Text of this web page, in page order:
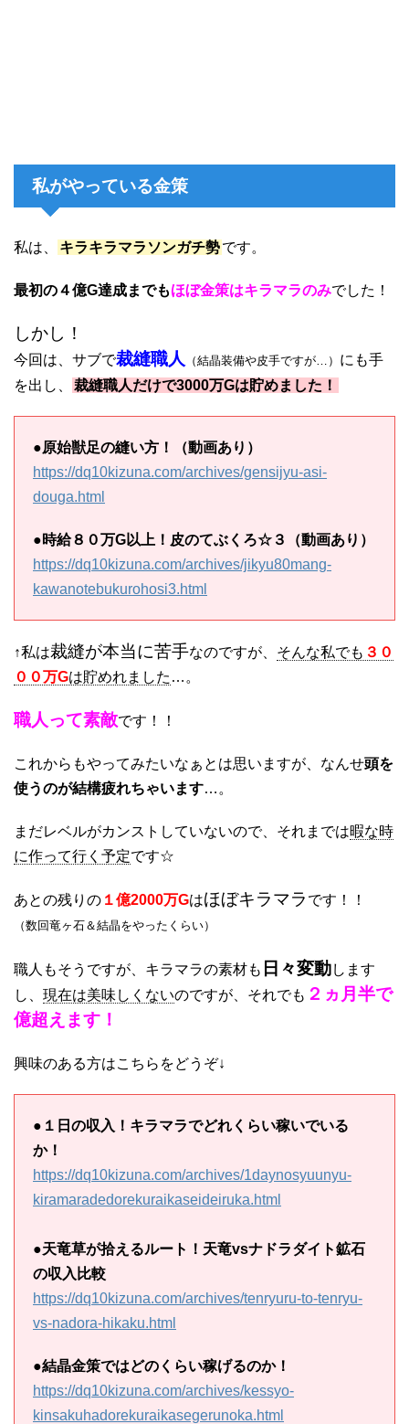
私がやっている金策
私は、 キラキラマラソンガチ勢です。
最初の４億G達成までもほぼ金策はキラマラのみでした！
しかし！
今回は、サブで裁縫職人 （結晶装備や皮手ですが…） にも手
を出し、
裁縫職人だけで3000万Gは貯めました！
●原始獣足の縫い方！（動画あり）
https://dq10kizuna.com/archives/gensijyu-asi-
douga.html
●時給８０万G以上！皮のてぶくろ☆３（動画あり）
https://dq10kizuna.com/archives/jikyu80mang-
kawanotebukurohosi3.html
↑私は裁縫が本当に苦手なのですが、 そんな私でも ３０
００万Gは貯めれました …。
職人って素敵です！！
これからもやってみたいなぁとは思いますが、なんせ頭を
使うのが結構疲れちゃいます…。
まだレベルがカンストしていないので、それまでは暇な時
に作って行く予定です☆
あとの残りの １億2000万Gはほぼキラマラ です！！
（数回竜ヶ石＆結晶をやったくらい）
職人もそうですが、キラマラの素材も 日々変動します
し、 現在は美味しくないのですが、それでも ２ヵ月半で
億超えます！
興味のある方はこちらをどうぞ↓
● １日の収入！キラマラでどれくらい稼いでいる
か！
https://dq10kizuna.com/archives/1daynosyuunyu-
kiramaradedorekuraikaseideiruka.html
●天竜草が拾えるルート！天竜vsナドラダイト鉱石
の収入比較
https://dq10kizuna.com/archives/tenryuru-to-tenryu-
vs-nadora-hikaku.html
●結晶金策ではどのくらい稼げるのか！
https://dq10kizuna.com/archives/kessyo-
kinsakuhadorekuraikasegerunoka.html